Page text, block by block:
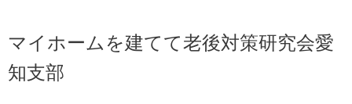
マイホームを建てて老後対策研究会愛
知支部